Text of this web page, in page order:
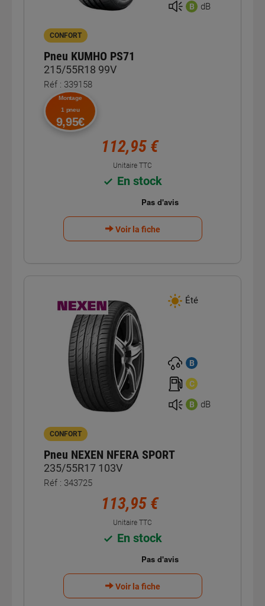
B dB
CONFORT
Pneu KUMHO PS71
215/55R18 99V
Réf : 339158
Montage
1 pneu
9,95€
112,95 €
Unitaire TTC
En stock
Voir la fiche
Été
B
C
B dB
CONFORT
Pneu NEXEN NFERA SPORT
235/55R17 103V
Réf : 343725
113,95 €
Unitaire TTC
En stock
Voir la fiche